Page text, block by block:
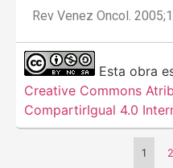
Rev Venez Oncol.
Esta obra
Creative Commons
CompartirIgual 4.0
1 2